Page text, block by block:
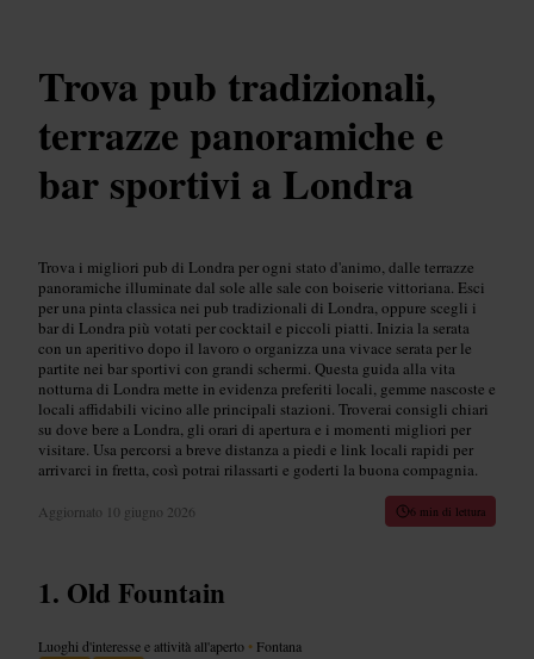
Trova pub tradizionali,
terrazze panoramiche e
bar sportivi a Londra
Trova i migliori pub di Londra per ogni stato d'animo, dalle terrazze
panoramiche illuminate dal sole alle sale con boiserie vittoriana. Esci
per una pinta classica nei pub tradizionali di Londra, oppure scegli i
bar di Londra più votati per cocktail e piccoli piatti. Inizia la serata
con un aperitivo dopo il lavoro o organizza una vivace serata per le
partite nei bar sportivi con grandi schermi. Questa guida alla vita
notturna di Londra mette in evidenza preferiti locali, gemme nascoste e
locali affidabili vicino alle principali stazioni. Troverai consigli chiari
su dove bere a Londra, gli orari di apertura e i momenti migliori per
visitare. Usa percorsi a breve distanza a piedi e link locali rapidi per
arrivarci in fretta, così potrai rilassarti e goderti la buona compagnia.
Aggiornato 10 giugno 2026 6 min di lettura
Old Fountain
Luoghi d'interesse e attività all'aperto • Fontana